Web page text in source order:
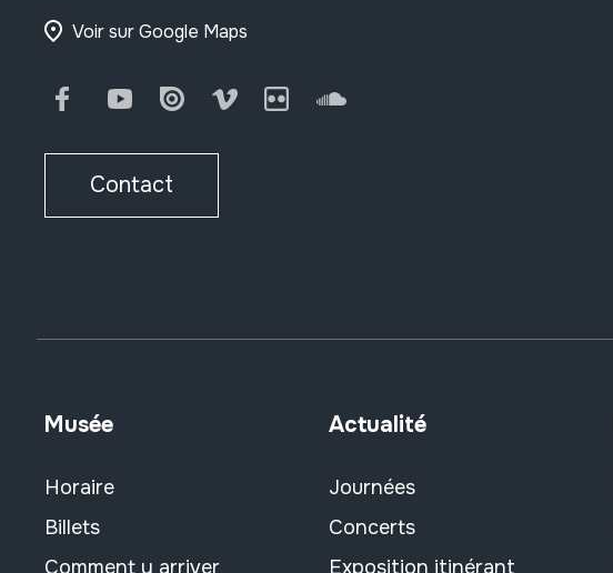
Voir sur Google Maps
FacebookYoutubeIssuu Vimeo FlickrSoundCloud
Contact
Musée
Horaire
Billets
Comment y arriver
Actualité
Journées
Concerts
Exposition itinérant